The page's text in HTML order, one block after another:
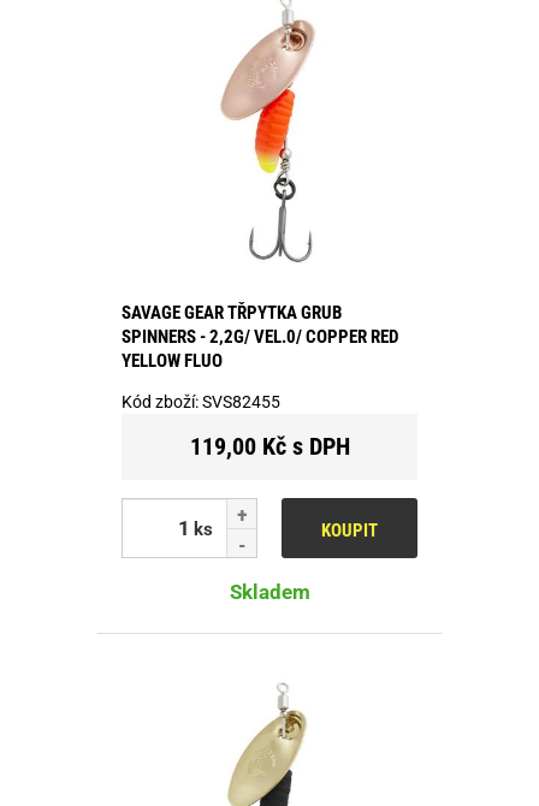
SAVAGE GEAR TŘPYTKA GRUB
SPINNERS - 2,2G/ VEL.0/ COPPER RED
YELLOW FLUO
Kód zboží:SVS82455
119,00 Kč s DPH
ks KOUPIT
Skladem